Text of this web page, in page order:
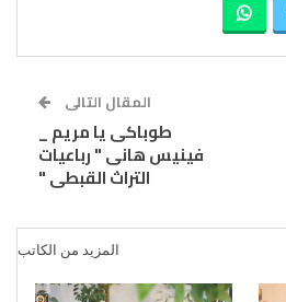
المقال التالى
طوباكى يا مريم _
فينيس هانى " رباعيات
التراث القبطى "
المزيد من الكاتب